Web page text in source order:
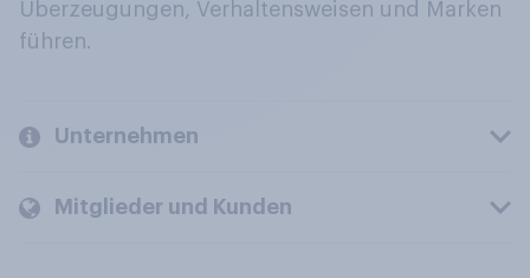
Überzeugungen, Verhaltensweisen und Marken
führen.
Unternehmen
Mitglieder und Kunden